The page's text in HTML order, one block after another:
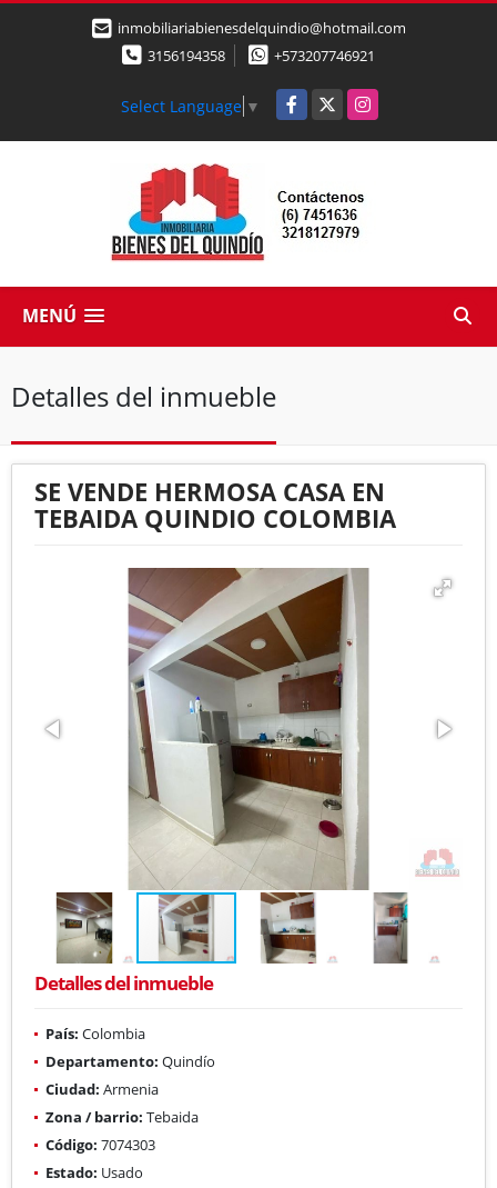
inmobiliariabienesdelquindio@hotmail.com
3156194358
+573207746921
Select Language ▼ Facebook
X Instagram
MENÚ
Detalles del inmueble
SE VENDE HERMOSA CASA EN
TEBAIDA QUINDIO COLOMBIA
Detalles del inmueble
País: Colombia
Departamento: Quindío
Ciudad: Armenia
Zona / barrio: Tebaida
Código: 7074303
Estado: Usado